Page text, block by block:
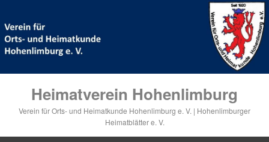
Heimatverein Hohenlimburg
Verein für Orts- und Heimatkunde Hohenlimburg e. V. | Hohenlimburger
Heimatblätter e. V.